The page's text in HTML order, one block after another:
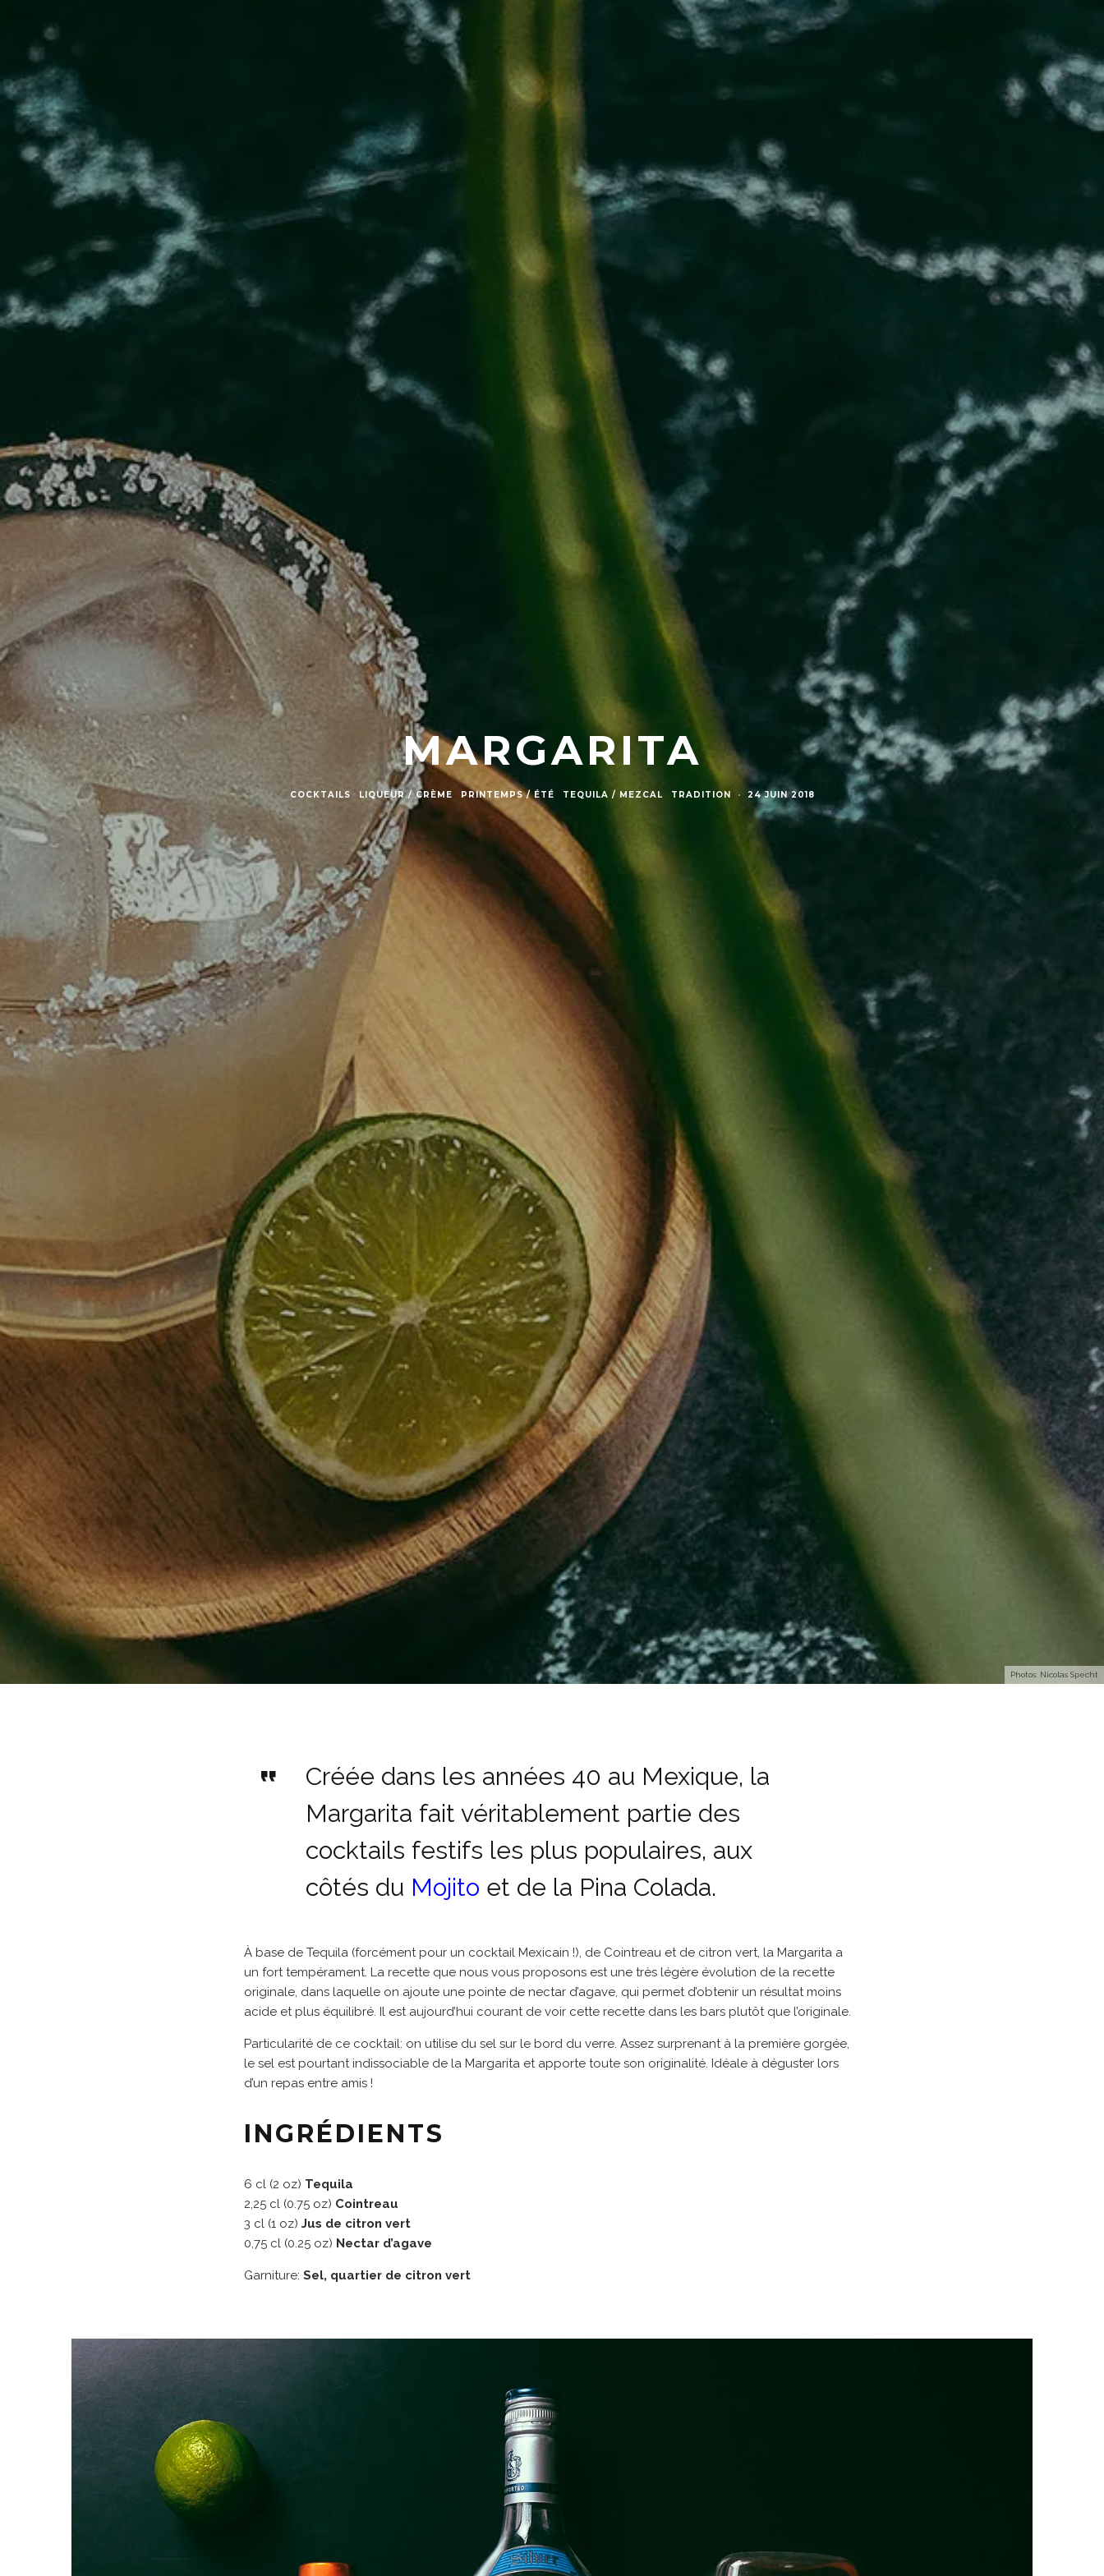
Photos: Nicolas Specht
MARGARITA
COCKTAILS LIQUEUR / CRÈME PRINTEMPS / ÉTÉ TEQUILA / MEZCAL TRADITION · 24 JUIN 2018
Créée dans les années 40 au Mexique, la
Margarita fait véritablement partie des
cocktails festifs les plus populaires, aux
côtés du Mojito et de la Pina Colada.
À base de Tequila (forcément pour un cocktail Mexicain !), de Cointreau et de citron vert, la Margarita a
un fort tempérament. La recette que nous vous proposons est une très légère évolution de la recette
originale, dans laquelle on ajoute une pointe de nectar d’agave, qui permet d’obtenir un résultat moins
acide et plus équilibré. Il est aujourd’hui courant de voir cette recette dans les bars plutôt que l’originale.
Particularité de ce cocktail: on utilise du sel sur le bord du verre. Assez surprenant à la première gorgée,
le sel est pourtant indissociable de la Margarita et apporte toute son originalité. Idéale à déguster lors
d’un repas entre amis !
INGRÉDIENTS
6 cl (2 oz) Tequila
2,25 cl (0.75 oz) Cointreau
3 cl (1 oz) Jus de citron vert
0,75 cl (0.25 oz) Nectar d’agave
Garniture: Sel, quartier de citron vert